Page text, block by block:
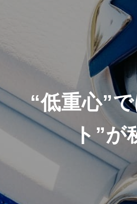
“低重心”
ト”が
ウェイウッド
※メーカー名やク